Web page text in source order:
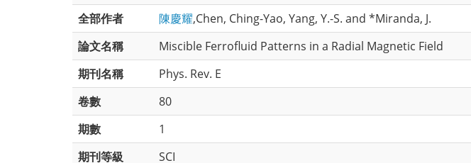
全部作者
陳慶耀,Chen, Ching-Yao, Yang, Y.-S. and *Miranda, J.
論文名稱
Miscible Ferrofluid Patterns in a Radial Magnetic Field
期刊名稱
Phys. Rev. E
卷數
80
期數
1
期刊等級
SCI